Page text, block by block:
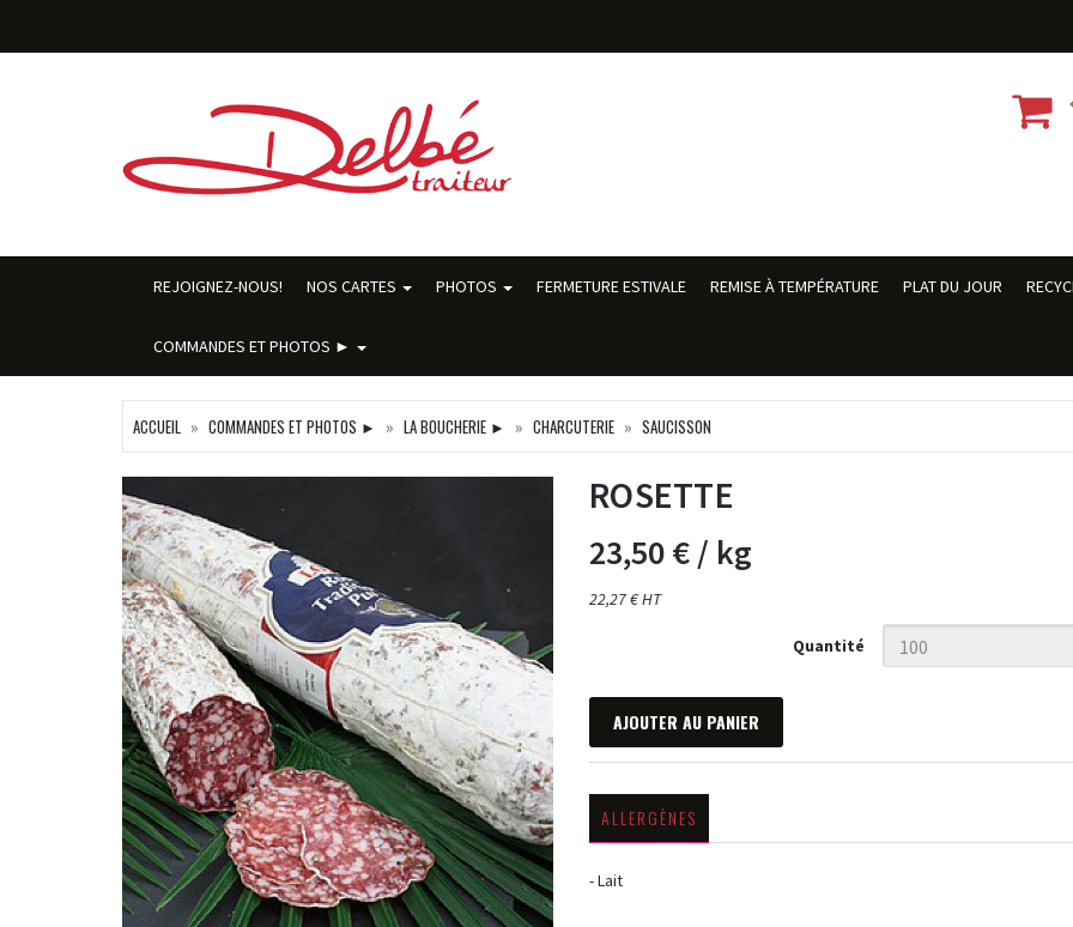
REJOIGNEZ-NOUS! NOS CARTES PHOTOS FERMETURE ESTIVALE REMISE À TEMPÉRATURE PLAT DU JOUR
COMMANDES ET PHOTOS ►
ACCUEIL COMMANDES ET PHOTOS ► LA BOUCHERIE ► CHARCUTERIE SAUCISSON
ROSETTE
23,50 €/ kg
22,27 € HT
Quantité
AJOUTER AU PANIER
ALLERGÈNES
- Lait